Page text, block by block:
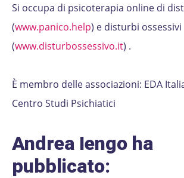
Si occupa di psicoterapia online di
(www.panico.help) e disturbi ossessivi
(www.disturbossessivo.it) .
È membro delle associazioni: EDA
Centro Studi Psichiatici
Andrea Iengo ha
pubblicato: